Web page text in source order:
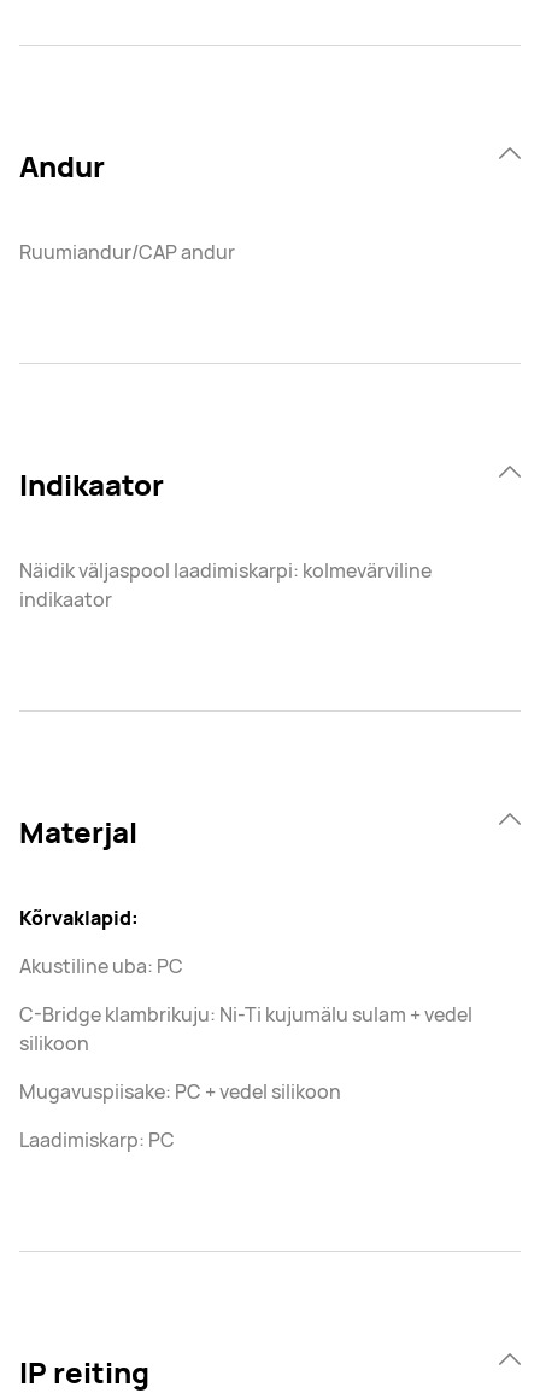
Andur
Ruumiandur/CAP andur
Indikaator
Näidik väljaspool laadimiskarpi: kolmevärviline
indikaator
Materjal
Kõrvaklapid:
Akustiline uba: PC
C-Bridge klambrikuju: Ni-Ti kujumälu sulam + vedel
silikoon
Mugavuspiisake: PC + vedel silikoon
Laadimiskarp: PC
IP reiting